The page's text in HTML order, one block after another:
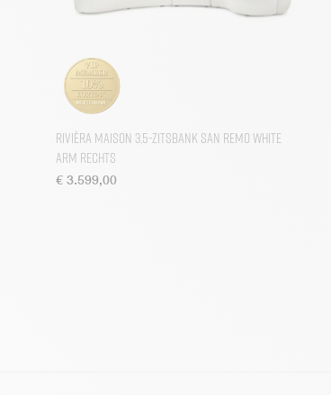
Rivièra Maison 3,5-zitsbank San Remo White
Arm rechts
€ 3.599,00